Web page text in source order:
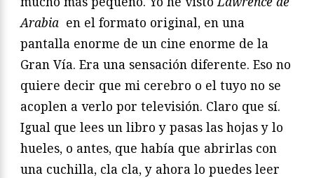
Arabia en el formato original, en una
pantalla enorme de un cine enorme de la
Gran Vía. Era una sensación diferente. Eso no
quiere decir que mi cerebro o el tuyo no se
acoplen a verlo por televisión. Claro que sí.
Igual que lees un libro y pasas las hojas y lo
hueles, o antes, que había que abrirlas con
una cuchilla, cla cla, y ahora lo puedes leer